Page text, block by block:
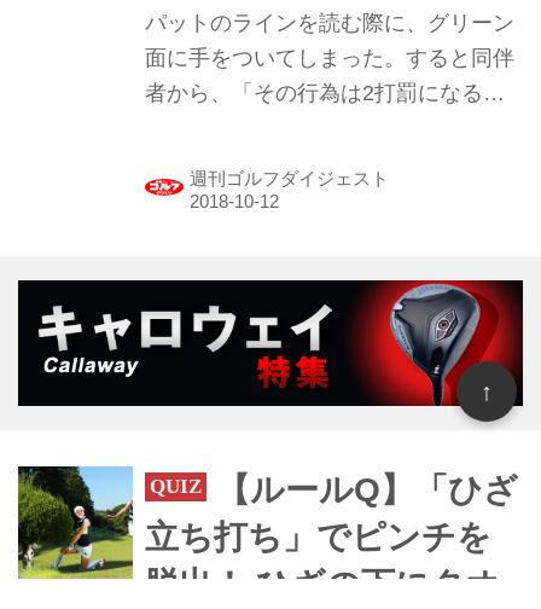
パットのラインを読む際に、グリーン
面に手をついてしまった。すると同伴
者から、「その行為は2打罰になるわ
いいの？
週刊ゴルフダイジェスト
【ルールQ】「ひざ
立ち打ち」でピンチを
脱出！ ひざの下にタオ
↑